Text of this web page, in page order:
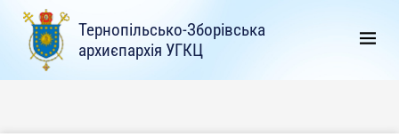
Тернопільсько-Зборівська
архиєпархія УГКЦ